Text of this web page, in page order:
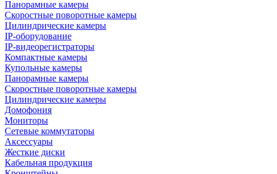
Панорамные камеры
Скоростные поворотные камеры
Цилиндрические камеры
IP-оборудование
IP-видеорегистраторы
Компактные камеры
Купольные камеры
Панорамные камеры
Скоростные поворотные камеры
Цилиндрические камеры
Домофония
Мониторы
Сетевые коммутаторы
Аксессуары
Жесткие диски
Кабельная продукция